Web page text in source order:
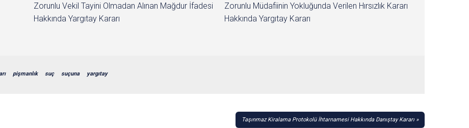
Zorunlu Vekil Tayini Olmadan Alınan Mağdur İfadesi
Hakkında Yargıtay Kararı
Zorunlu Müdafiinin Yokluğunda Verilen Hırsızlık Kararı
Hakkında Yargıtay Kararı
pişmanlık suç suçuna yargıtay
Taşınmaz Kiralama Protokolü İhtarnamesi Hakkında Danıştay Kararı